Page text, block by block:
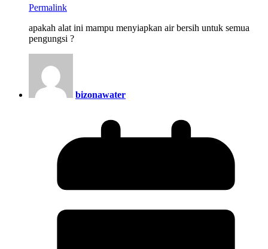
Permalink
apakah alat ini mampu menyiapkan air bersih untuk semua
pengungsi ?
bizonawater